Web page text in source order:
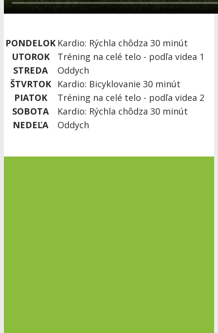
PONDELOK Kardio: Rýchla chôdza 30 minút
UTOROK
Tréning na celé telo - podľa videa 1
STREDA
Oddych
ŠTVRTOK
Kardio: Bicyklovanie 30 minút
PIATOK
Tréning na celé telo - podľa videa 2
SOBOTA
Kardio: Rýchla chôdza 30 minút
NEDEĽA
Oddych